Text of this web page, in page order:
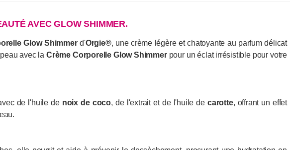
AVEC GLOW SHIMMER.
Glow Shimmerd'Orgie®, une crème légère et chatoyante au parfum délicat
avec laCrème Corporelle Glow Shimmer pour un éclat irrésistible pour votre
de l'huile de noix de coco, de l'extrait et de l'huile de carotte, offrant un effet